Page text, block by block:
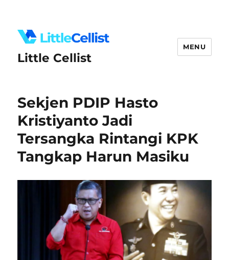
Little Cellist
MENU
Sekjen PDIP Hasto
Kristiyanto Jadi
Tersangka Rintangi KPK
Tangkap Harun Masiku